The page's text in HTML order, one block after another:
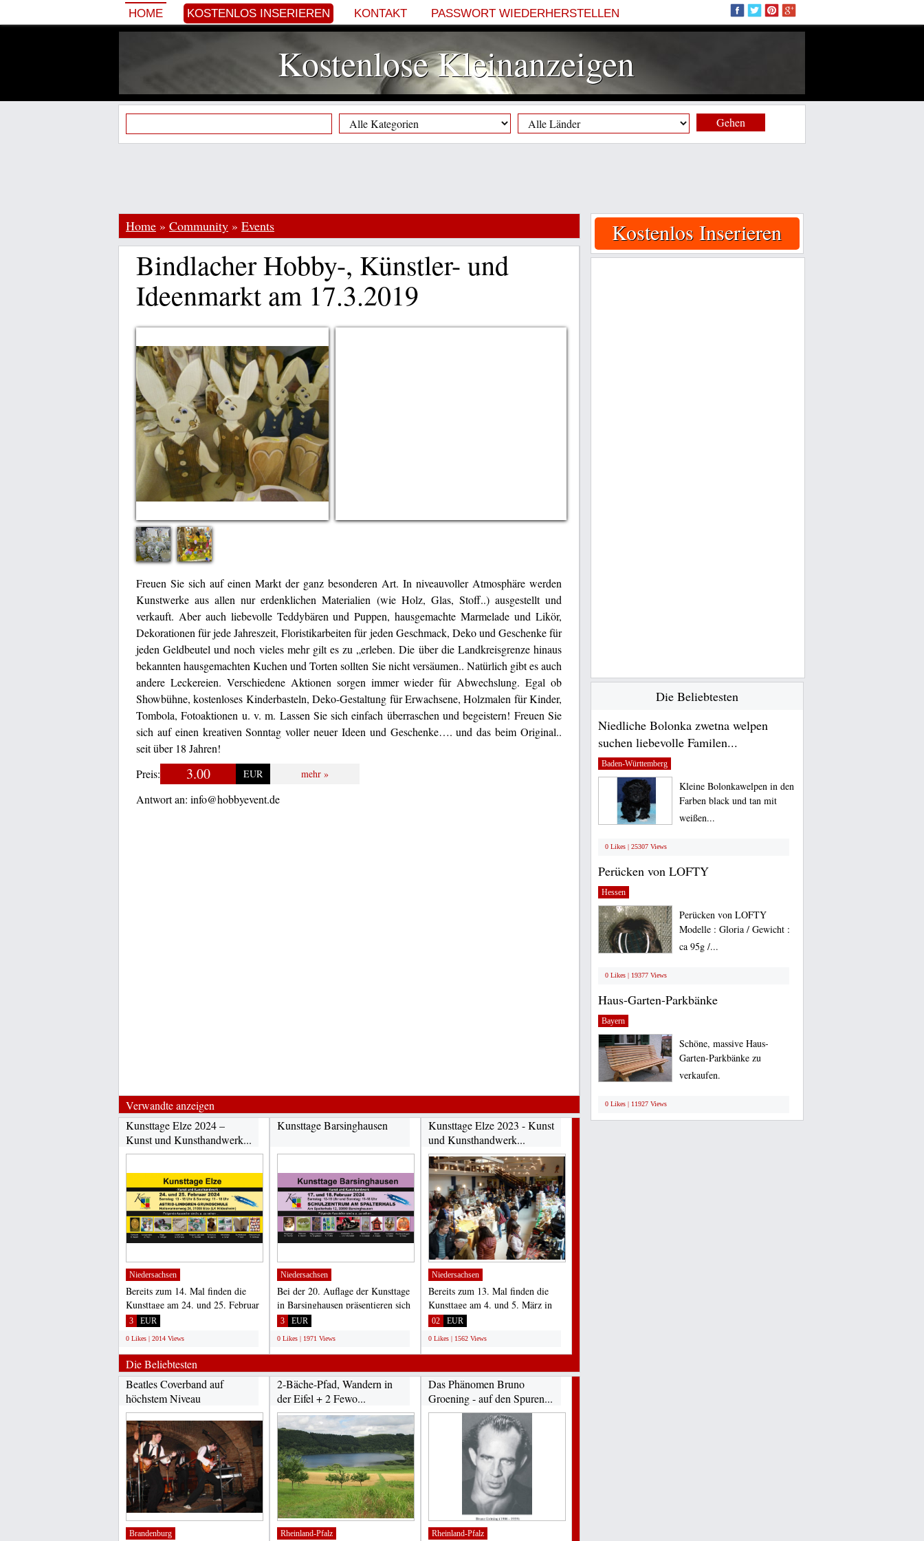
HOME KOSTENLOS INSERIEREN KONTAKT PASSWORT WIEDERHERSTELLEN
Kostenlose Kleinanzeigen
Gehen
Home » Community » Events
Bindlacher Hobby-, Künstler- und
Ideenmarkt am 17.3.2019
Freuen Sie sich auf einen Markt der ganz besonderen Art. In niveauvoller Atmosphäre werden
Kunstwerke aus allen nur erdenklichen Materialien (wie Holz, Glas, Stoff..) ausgestellt und
verkauft. Aber auch liebevolle Teddybären und Puppen, hausgemachte Marmelade und Likör,
Dekorationen für jede Jahreszeit, Floristikarbeiten für jeden Geschmack, Deko und Geschenke für
jeden Geldbeutel und noch vieles mehr gilt es zu „erleben. Die über die Landkreisgrenze hinaus
bekannten hausgemachten Kuchen und Torten sollten Sie nicht versäumen.. Natürlich gibt es auch
andere Leckereien. Verschiedene Aktionen sorgen immer wieder für Abwechslung. Egal ob
Showbühne, kostenloses Kinderbasteln, Deko-Gestaltung für Erwachsene, Holzmalen für Kinder,
Tombola, Fotoaktionen u. v. m. Lassen Sie sich einfach überraschen und begeistern! Freuen Sie
sich auf einen kreativen Sonntag voller neuer Ideen und Geschenke…. und das beim Original..
seit über 18 Jahren!
Preis:
3.00 EUR mehr »
Antwort an: info@hobbyevent.de
Verwandte anzeigen
Kunsttage Elze 2024 –
Kunst und Kunsthandwerk...
Niedersachsen
Bereits zum 14. Mal finden die
Kunsttage am 24. und 25. Februar
in Elze statt. Rund...
3 EUR
0 Likes | 2014 Views
Kunsttage Barsinghausen
Niedersachsen
Bei der 20. Auflage der Kunsttage
in Barsinghausen präsentieren sich
am 17. Februar...
3 EUR
0 Likes | 1971 Views
Kunsttage Elze 2023 - Kunst
und Kunsthandwerk...
Niedersachsen
Bereits zum 13. Mal finden die
Kunsttage am 4. und 5. März in
Elze statt. Rund 50...
02 EUR
0 Likes | 1562 Views
Die Beliebtesten
Beatles Coverband auf
höchstem Niveau
Brandenburg
2-Bäche-Pfad, Wandern in
der Eifel + 2 Fewo...
Rheinland-Pfalz
Das Phänomen Bruno
Groening - auf den Spuren...
Rheinland-Pfalz
Kostenlos Inserieren
Die Beliebtesten
Niedliche Bolonka zwetna welpen
suchen liebevolle Familen...
Baden-Württemberg
Kleine Bolonkawelpen in den
Farben black und tan mit
weißen...
0 Likes | 25307 Views
Perücken von LOFTY
Hessen
Perücken von LOFTY
Modelle : Gloria / Gewicht :
ca 95g /...
0 Likes | 19377 Views
Haus-Garten-Parkbänke
Bayern
Schöne, massive Haus-
Garten-Parkbänke zu
verkaufen.
0 Likes | 11927 Views